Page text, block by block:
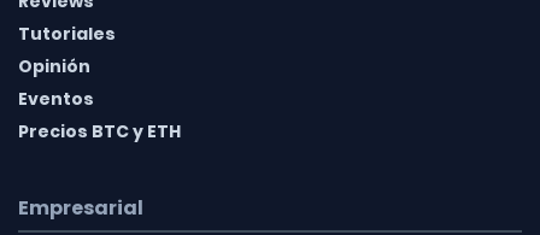
Tutoriales
Opinión
Eventos
Precios BTC y ETH
Empresarial